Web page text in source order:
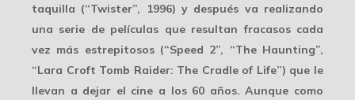
taquilla (“Twister”, 1996) y después va realizando
una serie de películas que resultanfracasoscada
vez más estrepitosos (“Speed 2”, “The Haunting”,
“Lara Croft Tomb Raider: The Cradle of Life”) que le
llevan a dejar el cine a los 60 años. Aunque como